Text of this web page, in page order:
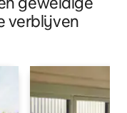
verblijven